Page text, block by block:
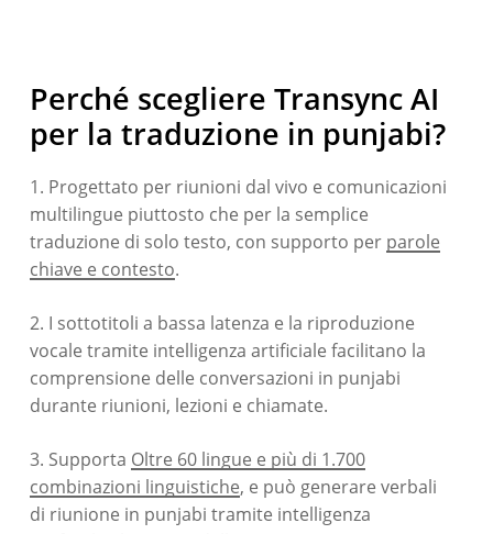
Perché scegliere Transync AI
per la traduzione in punjabi?
1. Progettato per riunioni dal vivo e comunicazioni
multilingue piuttosto che per la semplice
traduzione di solo testo, con supporto per parole
chiave e contesto.
2. I sottotitoli a bassa latenza e la riproduzione
vocale tramite intelligenza artificiale facilitano la
comprensione delle conversazioni in punjabi
durante riunioni, lezioni e chiamate.
3. Supporta Oltre 60 lingue e più di 1.700
combinazioni linguistiche, e può generare verbali
di riunione in punjabi tramite intelligenza